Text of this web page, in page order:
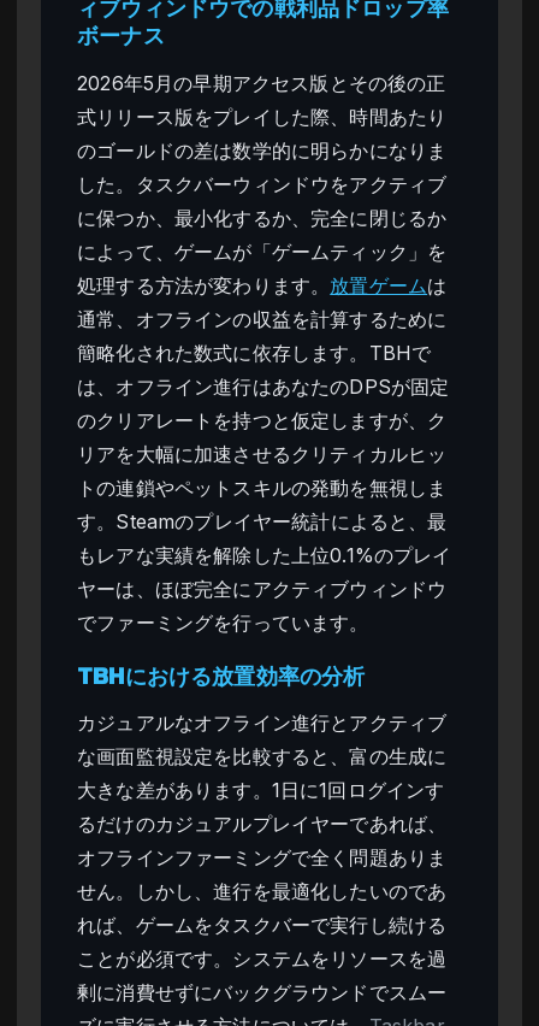
ィブウィンドウでの戦利品ドロップ率
ボーナス
2026年5月の早期アクセス版とその後の正
式リリース版をプレイした際、時間あたり
のゴールドの差は数学的に明らかになりま
した。タスクバーウィンドウをアクティブ
に保つか、最小化するか、完全に閉じるか
によって、ゲームが「ゲームティック」を
処理する方法が変わります。 放置ゲームは
通常、オフラインの収益を計算するために
簡略化された数式に依存します。TBHで
は、オフライン進行はあなたのDPSが固定
のクリアレートを持つと仮定しますが、ク
リアを大幅に加速させるクリティカルヒッ
トの連鎖やペットスキルの発動を無視しま
す。Steamのプレイヤー統計によると、最
もレアな実績を解除した上位0.1%のプレイ
ヤーは、ほぼ完全にアクティブウィンドウ
でファーミングを行っています。
TBHにおける放置効率の分析
カジュアルなオフライン進行とアクティブ
な画面監視設定を比較すると、富の生成に
大きな差があります。1日に1回ログインす
るだけのカジュアルプレイヤーであれば、
オフラインファーミングで全く問題ありま
せん。しかし、進行を最適化したいのであ
れば、ゲームをタスクバーで実行し続ける
ことが必須です。システムをリソースを過
剰に消費せずにバックグラウンドでスムー